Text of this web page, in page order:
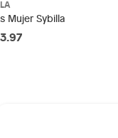
colchones,
Mujer Sybilla